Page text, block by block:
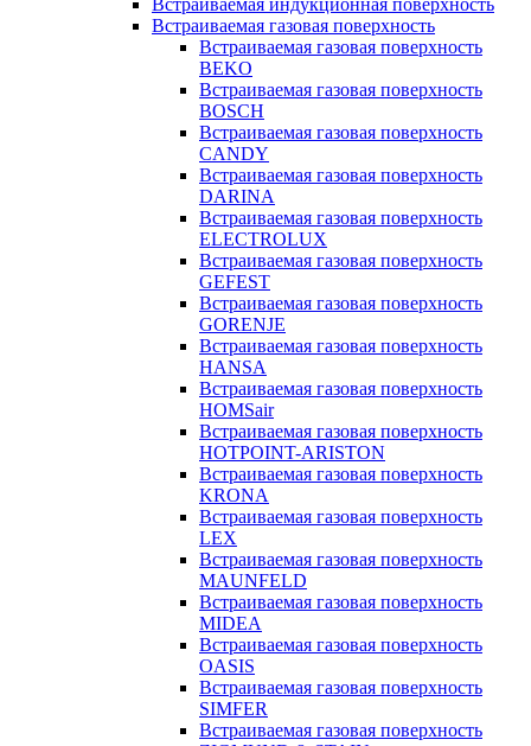
Встраиваемая индукционная поверхность
Встраиваемая газовая поверхность
Встраиваемая газовая поверхность
BEKO
Встраиваемая газовая поверхность
BOSCH
Встраиваемая газовая поверхность
CANDY
Встраиваемая газовая поверхность
DARINA
Встраиваемая газовая поверхность
ELECTROLUX
Встраиваемая газовая поверхность
GEFEST
Встраиваемая газовая поверхность
GORENJE
Встраиваемая газовая поверхность
HANSA
Встраиваемая газовая поверхность
HOMSair
Встраиваемая газовая поверхность
HOTPOINT-ARISTON
Встраиваемая газовая поверхность
KRONA
Встраиваемая газовая поверхность
LEX
Встраиваемая газовая поверхность
MAUNFELD
Встраиваемая газовая поверхность
MIDEA
Встраиваемая газовая поверхность
OASIS
Встраиваемая газовая поверхность
SIMFER
Встраиваемая газовая поверхность